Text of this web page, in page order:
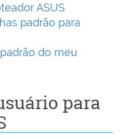
ASUS
padrão para
do meu
para